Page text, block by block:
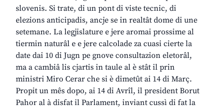
slovenis. Si trate, di un pont di viste tecnic, di
elezions anticipadis, ancje se in realtât dome di une
setemane. La legjislature e jere aromai prossime al
tiermin naturâl e e jere calcolade za cuasi cierte la
date dai 10 di Jugn pe gnove consultazion eletorâl,
ma a cambiâ lis cjartis in taule al è stât il prin
ministri Miro Cerar che si è dimetût ai 14 di Març.
Propit un mês dopo, ai 14 di Avrîl, il president Borut
Pahor al à disfat il Parlament, inviant cussì di fat la